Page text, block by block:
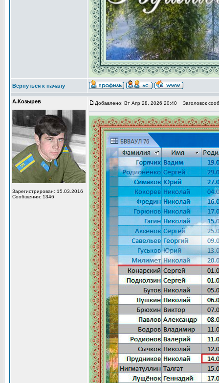
Вернуться к началу
А.Козырев
Зарегистрирован: 15.03.2016
Сообщения: 1346
Добавлено: Вт Апр 28, 2026 20:40 Заголовок